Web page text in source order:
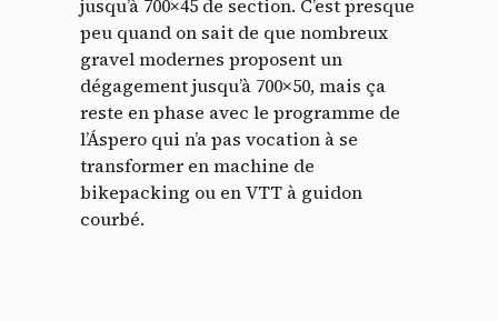
jusqu’à 700×45 de section. C’est presque
peu quand on sait de que nombreux
gravel modernes proposent un
dégagement jusqu’à 700×50, mais ça
reste en phase avec le programme de
l’Áspero qui n’a pas vocation à se
transformer en machine de
bikepacking ou en VTT à guidon
courbé.